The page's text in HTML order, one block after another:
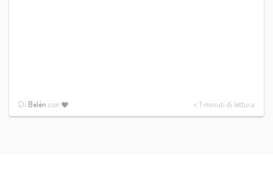
Di Belén con < 1 minuti di lettura